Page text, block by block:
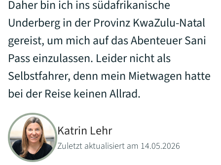
Daher bin ich ins südafrikanische
Underberg in der Provinz KwaZulu-Natal
gereist, um mich auf das Abenteuer Sani
Pass einzulassen. Leider nicht als
Selbstfahrer, denn mein Mietwagen hatte
bei der Reise keinen Allrad.
Katrin Lehr
Zuletzt aktualisiert am 14.05.2026